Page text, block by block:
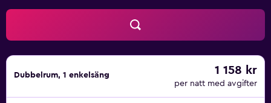
Dubbelrum, 1 enkelsäng 1 158 kr
per natt med avgifter